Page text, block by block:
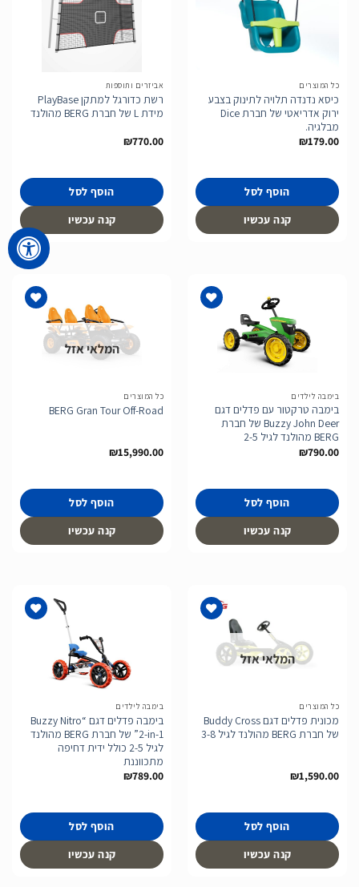
כל המוצרים
כיסא נדנדה תלויה לתינוק בצבע
ירוק אדריאטי של חברת Dice
מבלגיה.
₪179.00
הוסף לסל
קנה עכשיו
אביזרים ותוספות
רשת כדורגל למתקן PlayBase
מידת L של חברת BERG מהולנד
₪770.00
הוסף לסל
קנה עכשיו
בימבה לילדים
בימבה טרקטור עם פדלים דגם
Buzzy John Deer של חברת
BERG מהולנד לגיל 2-5
₪790.00
הוסף לסל
קנה עכשיו
המלאי אזל
כל המוצרים
BERG Gran Tour Off-Road
₪15,990.00
הוסף לסל
קנה עכשיו
המלאי אזל
כל המוצרים
מכונית פדלים דגם Buddy Cross
של חברת BERG מהולנד לגיל 3-8
₪1,590.00
הוסף לסל
קנה עכשיו
בימבה לילדים
בימבה פדלים דגם “Buzzy Nitro
2-in-1” של חברת BERG מהולנד
לגיל 2-5 כולל ידית דחיפה
מתכווננת
₪789.00
הוסף לסל
קנה עכשיו